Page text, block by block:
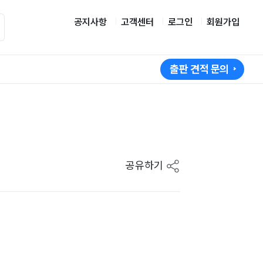
공지사항 고객센터 로그인 회원가입
출판 견적 문의
공유하기